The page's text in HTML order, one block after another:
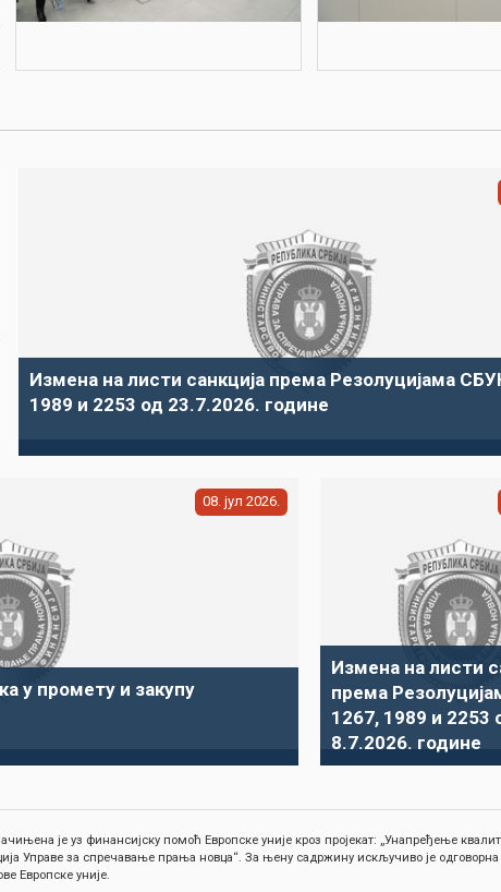
Измена на листи санкција према Резолуцијама
1989 и 2253 од 23.7.2026. године
08 јул 2026
у промету и закупу
Измена на листи
према
1267, 1989 и 2253
8.7.2026. године
је уз финансијску помоћ Европске уније кроз пројекат: „Унапређење
Управе за спречавање прања новца“. За њену садржину искључиво је
Европске уније.